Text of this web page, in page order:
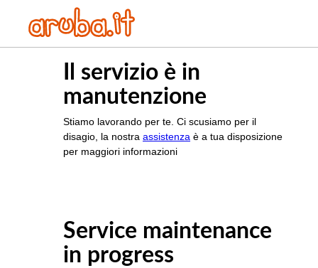
Il servizio è in
manutenzione
Stiamo lavorando per te. Ci scusiamo per il
disagio, la nostra assistenza è a tua disposizione
per maggiori informazioni
Service maintenance
in progress